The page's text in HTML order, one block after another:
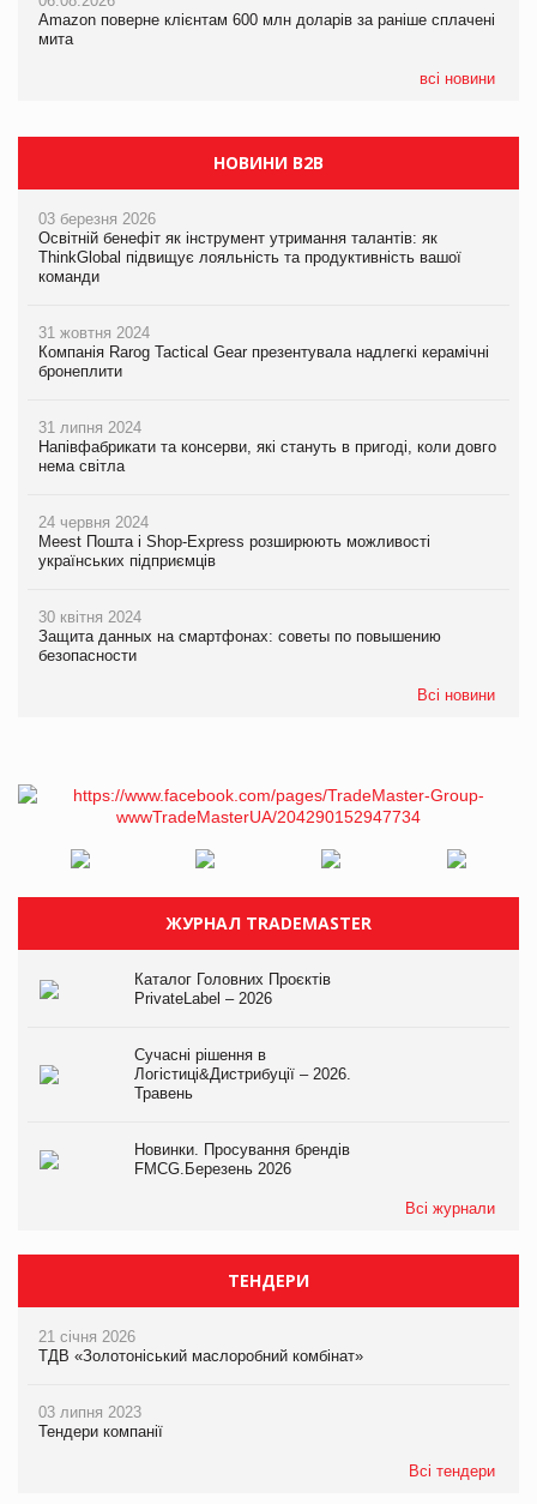
Amazon поверне клієнтам 600 млн доларів за раніше сплачені
мита
всі новини
Amazon поверне клієнтам 600 млн доларів за раніше сплачені
мита
У Євросоюзі набули чинності нові правила щодо штучного
інтелекту
НОВИНИ B2B
03 березня 2026
Освітній бенефіт як інструмент утримання талантів: як
ThinkGlobal підвищує лояльність та продуктивність вашої
команди
31 жовтня 2024
Компанія Rarog Tactical Gear презентувала надлегкі керамічні
бронеплити
31 липня 2024
Напівфабрикати та консерви, які стануть в пригоді, коли довго
нема світла
24 червня 2024
Meest Пошта і Shop-Express розширюють можливості
українських підприємців
30 квітня 2024
Защита данных на смартфонах: советы по повышению
безопасности
Всі новини
ЖУРНАЛ TRADEMASTER
Каталог Головних Проєктів
PrivateLabel – 2026
Сучасні рішення в
Логістиці&Дистрибуції – 2026.
Травень
Новинки. Просування брендів
FMCG.Березень 2026
Всі журнали
ТЕНДЕРИ
21 січня 2026
ТДВ «Золотоніський маслоробний комбінат»
03 липня 2023
Тендери компанії
Всі тендери